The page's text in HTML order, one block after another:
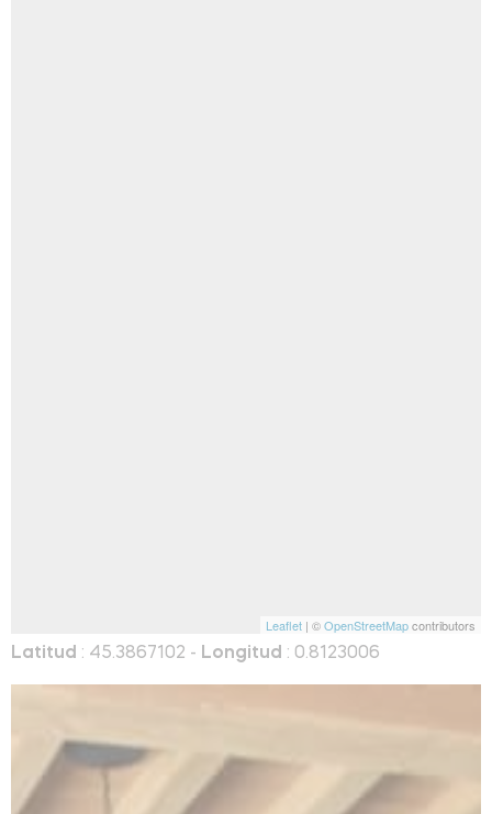
Leaflet | ©OpenStreetMapcontributors
Latitud : 45.3867102 - Longitud : 0.8123006